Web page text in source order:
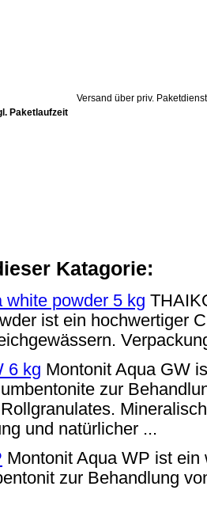
Versand über priv.
Paketlaufzeit
Katagorie:
white powder 5 kg
ist ein hochwertiger
6 kg Montonit Aqua GW
zur
und natürlicher ...
Montonit Aqua WP ist ein
zur Behandlung